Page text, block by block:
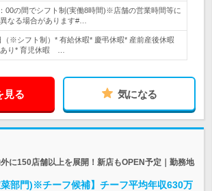
00の間でシフト制(実働8時間)※店舗の営業時間等に
なる場合があります#…
（※シフト制）* 有給休暇* 慶弔休暇* 産前産後休暇
り* 育児休暇 …
見る 気になる
に150店舗以上を展開！新店もOPEN予定｜勤務地
菜部門)※チーフ候補】チーフ平均年収630万